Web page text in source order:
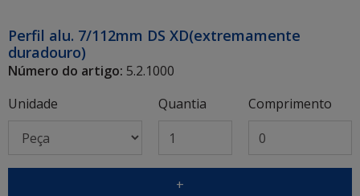
Perfil alu. 7/112mm DS XD(extremamente
duradouro)
Número do artigo: 5.2.1000
Unidade
Quantia Comprimento
+